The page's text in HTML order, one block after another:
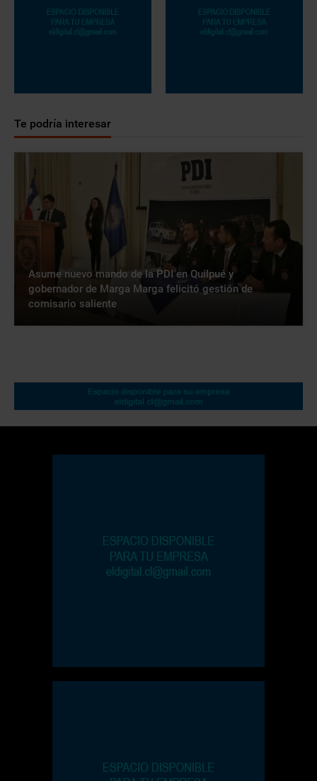
Te podría interesar
Asume nuevo mando de la PDI en Quilpué y
gobernador de Marga Marga felicitó gestión de
comisario saliente